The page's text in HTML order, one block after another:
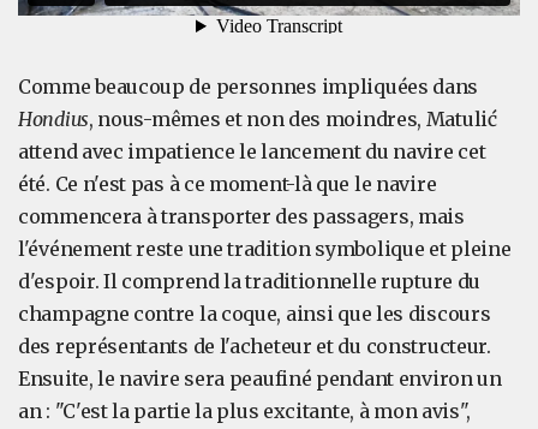
Comme beaucoup de personnes impliquées dans
Hondius, nous-mêmes et non des moindres, Matulić
attend avec impatience le lancement du navire cet
été. Ce n'est pas à ce moment-là que le navire
commencera à transporter des passagers, mais
l'événement reste une tradition symbolique et pleine
d'espoir. Il comprend la traditionnelle rupture du
champagne contre la coque, ainsi que les discours
des représentants de l'acheteur et du constructeur.
Ensuite, le navire sera peaufiné pendant environ un
an : "C'est la partie la plus excitante, à mon avis",